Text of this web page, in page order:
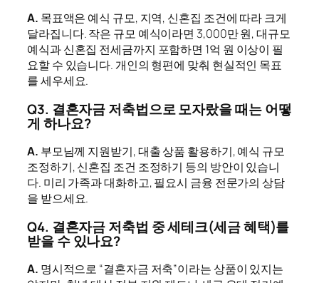
A. 목표액은 예식 규모, 지역, 신혼집 조건에 따라 크게
달라집니다. 작은 규모 예식이라면 3,000만 원, 대규모
예식과 신혼집 전세금까지 포함하면 1억 원 이상이 필
요할 수 있습니다. 개인의 형편에 맞춰 현실적인 목표
를 세우세요.
Q3. 결혼자금 저축법으로 모자랐을 때는 어떻
게 하나요?
A. 부모님께 지원받기, 대출 상품 활용하기, 예식 규모
조정하기, 신혼집 조건 조정하기 등의 방안이 있습니
다. 미리 가족과 대화하고, 필요시 금융 전문가의 상담
을 받으세요.
Q4. 결혼자금 저축법 중 세테크(세금 혜택)를
받을 수 있나요?
A. 명시적으로 “결혼자금 저축”이라는 상품이 있지는